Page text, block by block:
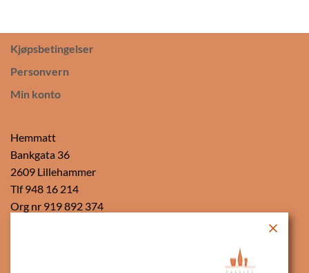
Kjøpsbetingelser
Personvern
Min konto
Hemmatt
Bankgata 36
2609 Lillehammer
Tlf 948 16 214
Org nr 919 892 374